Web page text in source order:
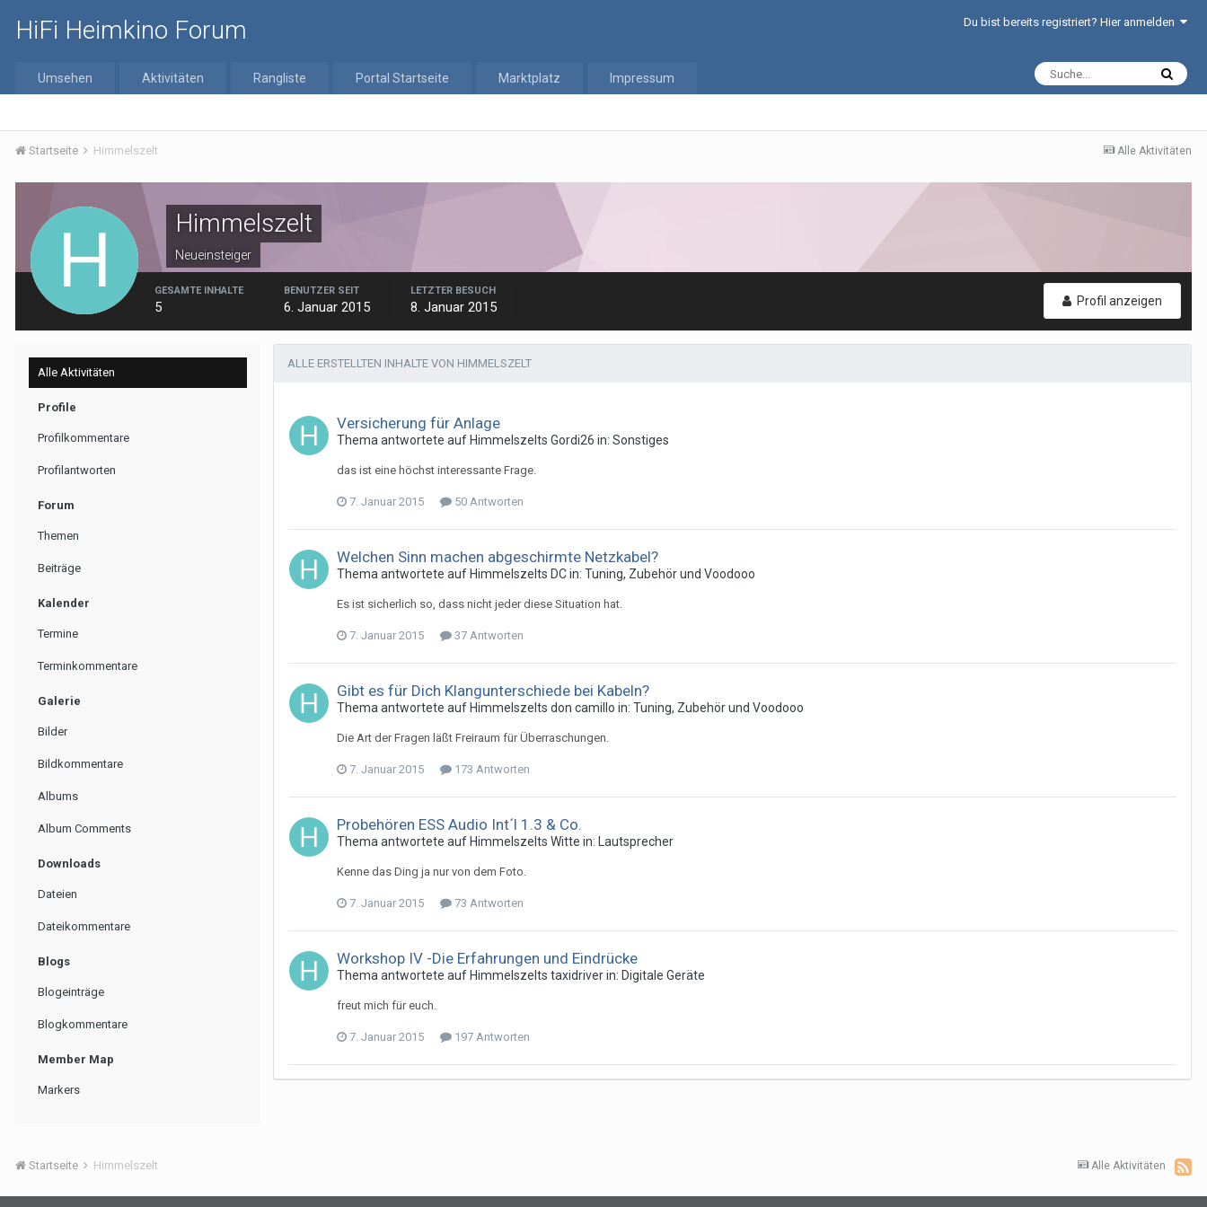
HiFi Heimkino Forum Du bist bereits registriert? Hier anmelden
Umsehen Aktivitäten Rangliste Portal Startseite Marktplatz Impressum
Alle Aktivitäten
Startseite Himmelszelt
Himmelszelt
Neueinsteiger
Profil anzeigen
GESAMTE INHALTE
5
BENUTZER SEIT
6. Januar 2015
LETZTER BESUCH
8. Januar 2015
Alle Aktivitäten
Profile
Profilkommentare
Profilantworten
Forum
Themen
Beiträge
Kalender
Termine
Terminkommentare
Galerie
Bilder
Bildkommentare
Albums
Album Comments
Downloads
Dateien
Dateikommentare
Blogs
Blogeinträge
Blogkommentare
Member Map
Markers
ALLE ERSTELLTEN INHALTE VON HIMMELSZELT
Versicherung für Anlage
Thema antwortete auf Himmelszelts Gordi26 in: Sonstiges
das ist eine höchst interessante Frage.
7. Januar 2015 50 Antworten
Welchen Sinn machen abgeschirmte Netzkabel?
Thema antwortete auf Himmelszelts DCin: Tuning, Zubehör und Voodooo
Es ist sicherlich so, dass nicht jeder diese Situation hat.
7. Januar 2015 37 Antworten
Gibt es für Dich Klangunterschiede bei Kabeln?
Thema antwortete auf Himmelszelts don camillo in: Tuning, Zubehör und Voodooo
Die Art der Fragen läßt Freiraum für Überraschungen.
7. Januar 2015 173 Antworten
Probehören ESS Audio Int´l 1.3 & Co.
Thema antwortete auf Himmelszelts Witte in: Lautsprecher
Kenne das Ding ja nur von dem Foto.
7. Januar 2015 73 Antworten
Workshop IV -Die Erfahrungen und Eindrücke
Thema antwortete auf Himmelszelts taxidriverin: Digitale Geräte
freut mich für euch.
7. Januar 2015 197 Antworten
Alle Aktivitäten
Startseite Himmelszelt